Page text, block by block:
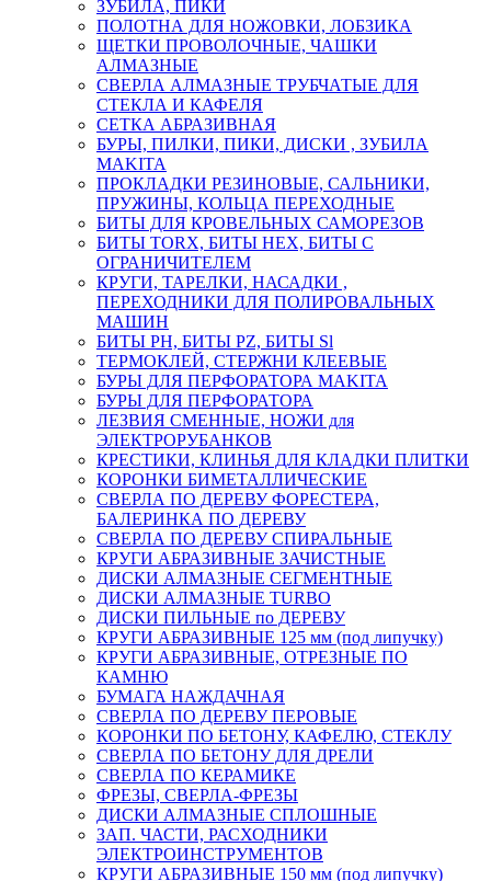
ЗУБИЛА, ПИКИ
ПОЛОТНА ДЛЯ НОЖОВКИ, ЛОБЗИКА
ЩЕТКИ ПРОВОЛОЧНЫЕ, ЧАШКИ
АЛМАЗНЫЕ
СВЕРЛА АЛМАЗНЫЕ ТРУБЧАТЫЕ ДЛЯ
СТЕКЛА И КАФЕЛЯ
СЕТКА АБРАЗИВНАЯ
БУРЫ, ПИЛКИ, ПИКИ, ДИСКИ , ЗУБИЛА
MAKITA
ПРОКЛАДКИ РЕЗИНОВЫЕ, САЛЬНИКИ,
ПРУЖИНЫ, КОЛЬЦА ПЕРЕХОДНЫЕ
БИТЫ ДЛЯ КРОВЕЛЬНЫХ САМОРЕЗОВ
БИТЫ TORX, БИТЫ НЕХ, БИТЫ С
ОГРАНИЧИТЕЛЕМ
КРУГИ, ТАРЕЛКИ, НАСАДКИ ,
ПЕРЕХОДНИКИ ДЛЯ ПОЛИРОВАЛЬНЫХ
МАШИН
БИТЫ PH, БИТЫ PZ, БИТЫ Sl
ТЕРМОКЛЕЙ, СТЕРЖНИ КЛЕЕВЫЕ
БУРЫ ДЛЯ ПЕРФОРАТОРА MAKITA
БУРЫ ДЛЯ ПЕРФОРАТОРА
ЛЕЗВИЯ СМЕННЫЕ, НОЖИ для
ЭЛЕКТРОРУБАНКОВ
КРЕСТИКИ, КЛИНЬЯ ДЛЯ КЛАДКИ ПЛИТКИ
КОРОНКИ БИМЕТАЛЛИЧЕСКИЕ
СВЕРЛА ПО ДЕРЕВУ ФОРЕСТЕРА,
БАЛЕРИНКА ПО ДЕРЕВУ
СВЕРЛА ПО ДЕРЕВУ СПИРАЛЬНЫЕ
КРУГИ АБРАЗИВНЫЕ ЗАЧИСТНЫЕ
ДИСКИ АЛМАЗНЫЕ СЕГМЕНТНЫЕ
ДИСКИ АЛМАЗНЫЕ TURBO
ДИСКИ ПИЛЬНЫЕ по ДЕРЕВУ
КРУГИ АБРАЗИВНЫЕ 125 мм (под липучку)
КРУГИ АБРАЗИВНЫЕ, ОТРЕЗНЫЕ ПО
КАМНЮ
БУМАГА НАЖДАЧНАЯ
СВЕРЛА ПО ДЕРЕВУ ПЕРОВЫЕ
КОРОНКИ ПО БЕТОНУ, КАФЕЛЮ, СТЕКЛУ
СВЕРЛА ПО БЕТОНУ ДЛЯ ДРЕЛИ
СВЕРЛА ПО КЕРАМИКЕ
ФРЕЗЫ, СВЕРЛА-ФРЕЗЫ
ДИСКИ АЛМАЗНЫЕ СПЛОШНЫЕ
ЗАП. ЧАСТИ, РАСХОДНИКИ
ЭЛЕКТРОИНСТРУМЕНТОВ
КРУГИ АБРАЗИВНЫЕ 150 мм (под липучку)